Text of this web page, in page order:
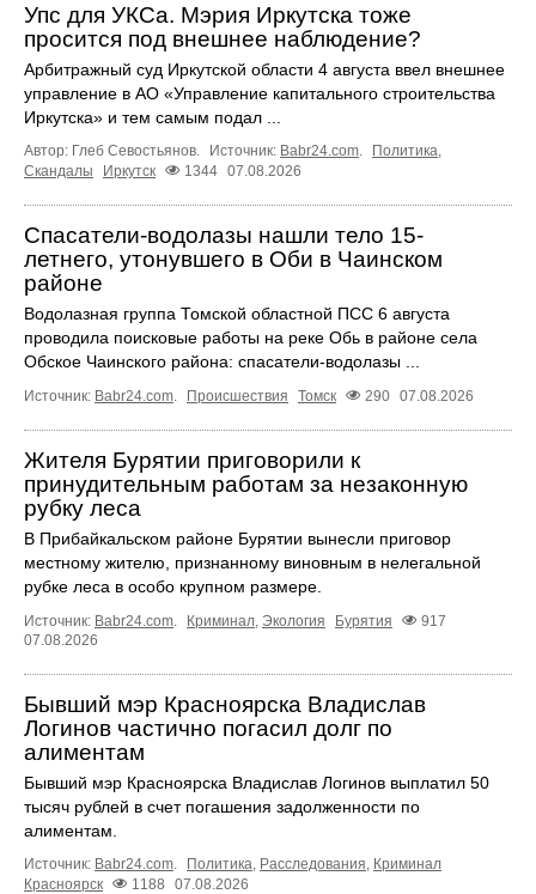
Упс для УКСа. Мэрия Иркутска тоже
просится под внешнее наблюдение?
Арбитражный суд Иркутской области 4 августа ввел внешнее
управление в АО «Управление капитального строительства
Иркутска» и тем самым подал ...
Автор: Глеб Севостьянов. Источник: Babr24.com Политика
Скандалы
Иркутск 1344 07.08.2026
Спасатели-водолазы нашли тело 15-
летнего, утонувшего в Оби в Чаинском
районе
Водолазная группа Томской областной ПСС 6 августа
проводила поисковые работы на реке Обь в районе села
Обское Чаинского района: спасатели-водолазы ...
Источник: Babr24.com Происшествия Томск 290 07.08.2026
Жителя Бурятии приговорили к
принудительным работам за незаконную
рубку леса
В Прибайкальском районе Бурятии вынесли приговор
местному жителю, признанному виновным в нелегальной
рубке леса в особо крупном размере.
Источник: Babr24.com. Криминал, Экология Бурятия
917
07.08.2026
Бывший мэр Красноярска Владислав
Логинов частично погасил долг по
алиментам
Бывший мэр Красноярска Владислав Логинов выплатил 50
тысяч рублей в счет погашения задолженности по
алиментам.
Источник: Babr24.com. Политика, Расследования, Криминал
Красноярск
1188 07.08.2026